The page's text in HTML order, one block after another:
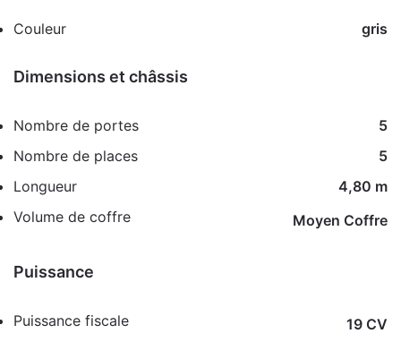
Couleur gris
Dimensions et châssis
Nombre de portes
5
Nombre de places
5
Longueur
4,80 m
Volume de coffre
Moyen Coffre
Puissance
Puissance fiscale 19 CV